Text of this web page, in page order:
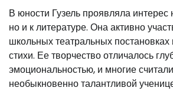
В юности Гузель проявляла интерес
но и к литературе. Она активно
школьных театральных постановках
стихи. Ее творчество отличалось
эмоциональностью, и многие
необыкновенно талантливой